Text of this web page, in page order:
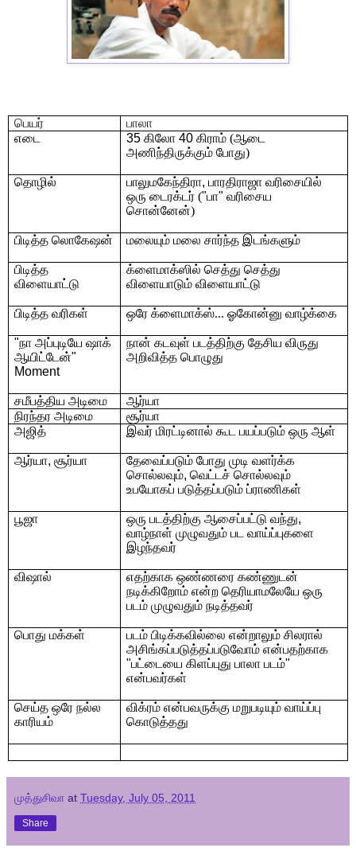
பெயர்
பாலா
எடை
35கிலோ40கிராம் (ஆடை
அணிந்திருக்கும் போது)
தொழில் பாலுமகேந்திரா,பாரதிராஜா வரிசையில்
ஒரு டைரக்டர் ("பா"வரிசைய
சொன்னேன்)
பிடித்த லொகேஷன் மலையும் மலை சார்ந்த இடங்களும்
பிடித்த
விளையாட்டு
க்ளைமாக்ஸில் செத்து செத்து
விளையாடும் விளையாட்டு
பிடித்த வரிகள் ஒரே க்ளைமாக்ஸ்... ஓகோன்னு வாழ்க்கை
"நா அப்புடியே ஷாக்
ஆயிட்டேன்"
Moment
நான் கடவுள் படத்திற்கு தேசிய விருது
அறிவித்த பொழுது
சமீபத்திய அடிமை
ஆர்யா
நிரந்தர அடிமை
சூர்யா
அஜித்
இவர் மிரட்டினால் கூட பயப்படும் ஒரு ஆள்
ஆர்யா,சூர்யா
தேவைப்படும் போது முடி வளர்க்க
சொல்லவும்,வெட்டச் சொல்லவும்
உபயோகப் படுத்தப்படும் ப்ராணிகள்
பூஜா ஒரு படத்திற்கு ஆசைப்பட்டு வந்து,
வாழ்நாள் முழுவதும் பட
வாய்ப்புகளை
இழந்தவர்
விஷால்
எதற்காக ஒண்ணரை கண்ணுடன்
நடிக்கிறோம் என்ற தெரியாமலேயே ஒரு
படம் முழுவதும் நடித்தவர்
பொது மக்கள்
படம் பிடிக்கவில்லை என்றாலும் சிலரால்
அசிங்கப்படுத்தப்படுவோம் என்பதற்காக
"பட்டையை கிளப்புது பாலா படம்"
என்பவர்கள்
செய்த ஒரே நல்ல
காரியம்
விக்ரம் என்பவருக்கு மறுபடியும் வாய்ப்பு
கொடுத்தது
முத்துசிவா at Tuesday, July 05, 2011
Share